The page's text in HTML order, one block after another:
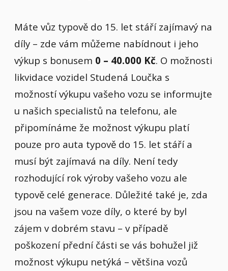
Máte vůz typově do 15. let stáří zajímavý na
díly – zde vám můžeme nabídnout i jeho
výkup s bonusem 0 – 40.000 Kč. O možnosti
likvidace vozidel Studená Loučka s
možností výkupu vašeho vozu se informujte
u našich specialistů na telefonu, ale
připomínáme že možnost výkupu platí
pouze pro auta typově do 15. let stáří a
musí být zajímavá na díly. Není tedy
rozhodující rok výroby vašeho vozu ale
typově celé generace. Důležité také je, zda
jsou na vašem voze díly, o které by byl
zájem v dobrém stavu – v případě
poškození přední části se vás bohužel již
možnost výkupu netýká – většina vozů